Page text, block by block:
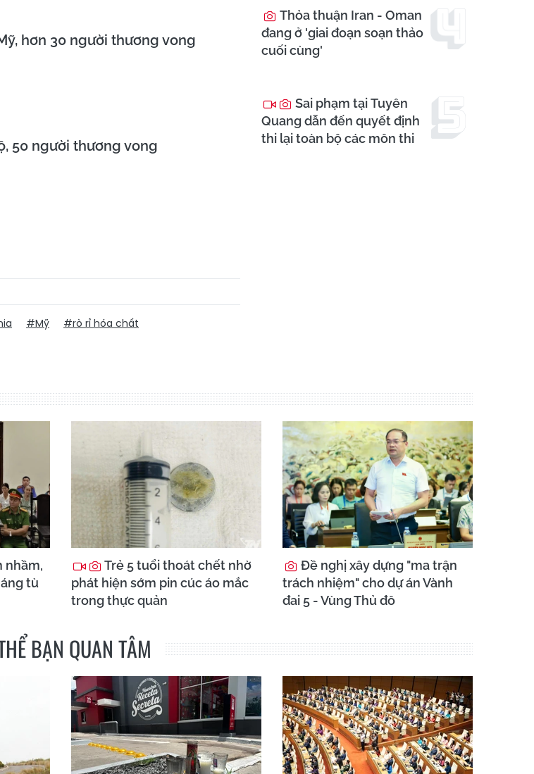
hơn 30 người thương vong
50 người thương vong
#Mỹ
#rò rỉ hóa chất
Thỏa thuận Iran - Oman
đang ở 'giai đoạn soạn thảo
cuối cùng'
Sai phạm tại Tuyên
Quang dẫn đến quyết định
thi lại toàn bộ các môn thi
nhầm,
tù
Trẻ 5 tuổi thoát chết nhờ
phát hiện sớm pin cúc áo mắc
trong thực quản
Đề nghị xây dựng "ma trận
trách nhiệm" cho dự án Vành
đai 5 - Vùng Thủ đô
BẠN QUAN TÂM